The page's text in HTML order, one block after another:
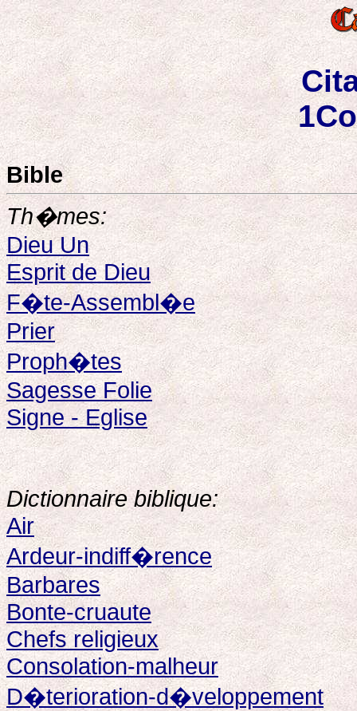
Bible
Th�mes:
Dieu Un
Esprit de Dieu
F�te-Assembl�e
Prier
Proph�tes
Sagesse Folie
Signe - Eglise
Dictionnaire biblique:
Air
Ardeur-indiff�rence
Barbares
Bonte-cruaute
Chefs religieux
Consolation-malheur
D�terioration-d�veloppement